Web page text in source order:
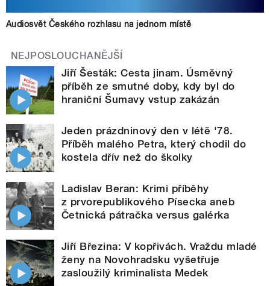
Audiosvět Českého rozhlasu na jednom místě
NEJPOSLOUCHANĚJŠÍ
Jiří Šesták: Cesta jinam. Úsměvný
příběh ze smutné doby, kdy byl do
hraniční Šumavy vstup zakázán
Jeden prázdninový den v létě '78.
Příběh malého Petra, který chodil do
kostela dřív než do školky
Ladislav Beran: Krimi příběhy
z prvorepublikového Písecka aneb
Četnická pátračka versus galérka
Jiří Březina: V kopřivách. Vraždu mladé
ženy na Novohradsku vyšetřuje
zasloužilý kriminalista Medek